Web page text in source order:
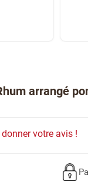
arrangé
votre avis !